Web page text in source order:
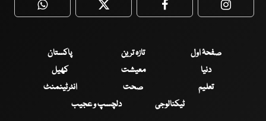
WhatsApp Twitter Facebook
صفحۂ اول تازہ ترین
پاکستان
دنیا
معیشت
کھیل
تعلیم
صحت
انٹرٹینمنٹ
ٹیکنالوجی
دلچسپ و عجیب